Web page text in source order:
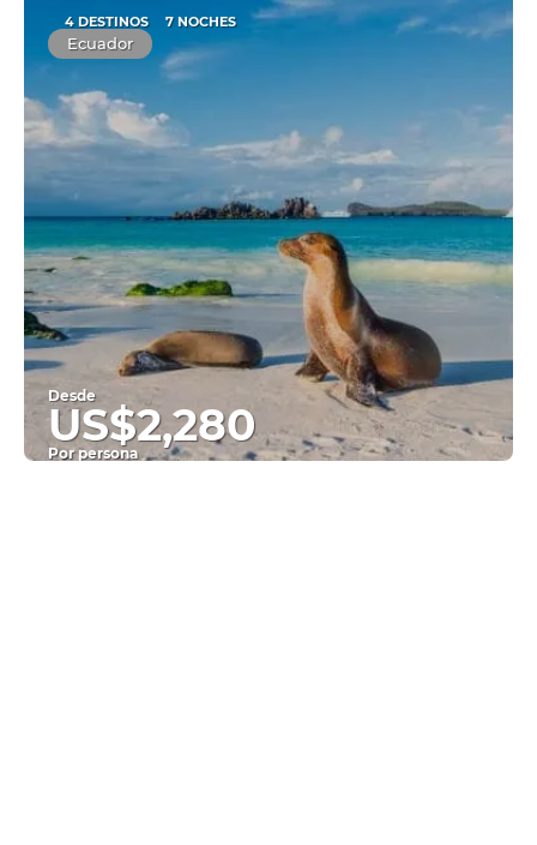
4 DESTINOS 7 NOCHES
Ecuador
Desde
US$2,280
Por persona